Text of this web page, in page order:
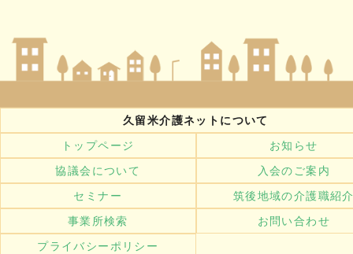
久留米介護ネットについて
トップページ
お知らせ
協議会について
入会のご案内
セミナー
筑後地域の介護職紹
事業所検索
お問い合わせ
プライバシーポリシー